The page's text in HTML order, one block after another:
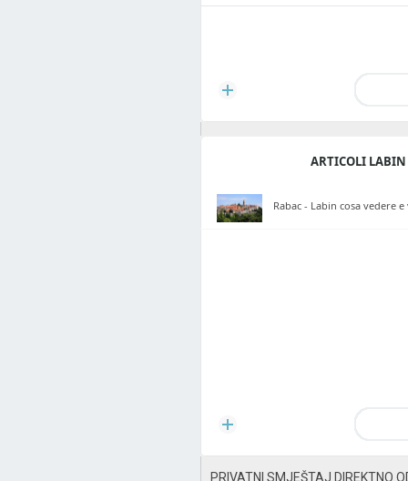
ARTICOLI LABIN
Rabac - Labin cosa vedere
PRIVATNI SMJEŠTAJ DIREKTNO